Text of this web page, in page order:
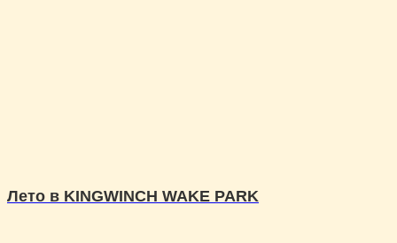
Лето в KINGWINCH WAKE PARK